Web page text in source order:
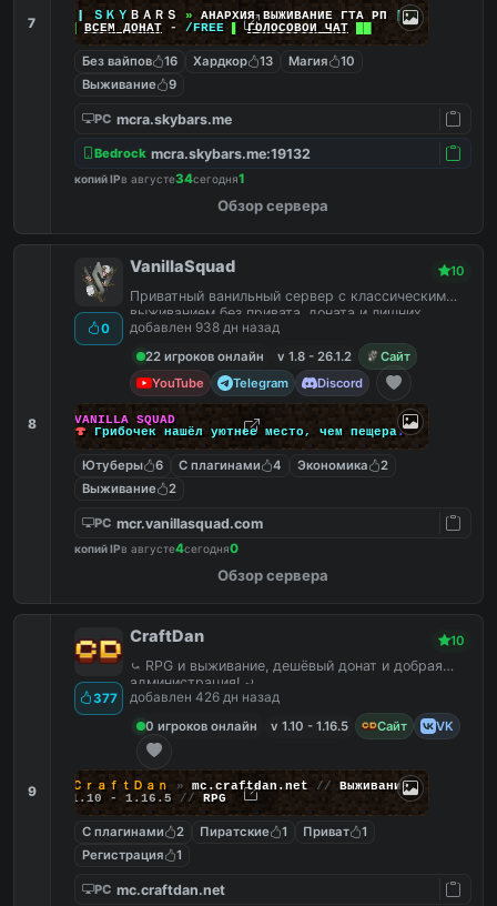
7 ＳＫＹ ＢＡＲＳ » АНАРХИЯ ВЫЖИВАНИЕ ГТА РП |||
ВСЕМ ДОНАТ- /FREE ▌ГОЛОСОВОЙ ЧАТ
Без вайпов 16 Хардкор 13 Магия
10
Выживание
9
PC mcra.skybars.me
Bedrock mcra.skybars.me:19132
копий IPв августе34сегодня1
Обзор сервера
8
0
VanillaSquad 10
Приватный ванильный сервер с классическим
выживанием без привата, доната и лишних
плагинов.
добавлен 938 дн назад
22 игроков онлайн
v 1.8 - 26.1.2
Сайт
YouTube
Telegram Discord
VANILLA SQUAD
🍄 Грибочек нашёл уютнее место, чемпещера.
Ютуберы 6 С плагинами 4 Экономика
2
Выживание
2
PC mcr.vanillasquad.com
копий IPв августе4сегодня0
Обзор сервера
9
377
CraftDan 10
⤿ RPG и выживание, дешёвый донат и добрая
администрация! ⤾
добавлен 426 дн назад
0 игроков онлайн
v 1.10 - 1.16.5 Сайт VK
ＣｒａｆｔＤａｎ » mc.craftdan.net // Выживание
1.10 - 1.16.5 // RPG
С плагинами 2 Пиратские 1 Приват
1
Регистрация
1
PC mc.craftdan.net